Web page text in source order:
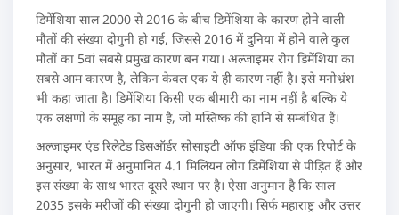
डिमेंशिया साल 2000 से 2016 के बीच डिमेंशिया के कारण होने वाली
मौतों की संख्या दोगुनी हो गई, जिससे 2016 में दुनिया में होने वाले कुल
मौतों का 5वां सबसे प्रमुख कारण बन गया। अल्जाइमर रोग डिमेंशिया का
सबसे आम कारण है, लेकिन केवल एक ये ही कारण नहीं है। इसे मनोभ्रंश
भी कहा जाता है। डिमेंशिया किसी एक बीमारी का नाम नहीं है बल्कि ये
एक लक्षणों के समूह का नाम है, जो मस्तिष्क की हानि से सम्बंधित हैं।
अल्जाइमर एंड रिलेटेड डिसऑर्डर सोसाइटी ऑफ इंडिया की एक रिपोर्ट के
अनुसार, भारत में अनुमानित 4.1 मिलियन लोग डिमेंशिया से पीड़ित हैं और
इस संख्या के साथ भारत दूसरे स्थान पर है। ऐसा अनुमान है कि साल
2035 इसके मरीजों की संख्या दोगुनी हो जाएगी। सिर्फ महाराष्ट्र और उत्तर